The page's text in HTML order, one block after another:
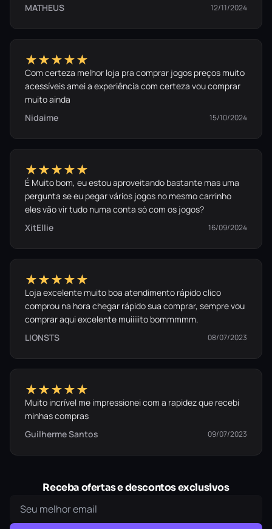
MATHEUS
12/11/2024
★★★★★
Com certeza melhor loja pra comprar jogos preços muito
acessíveis amei a experiência com certeza vou comprar
muito ainda
Nidaime
15/10/2024
★★★★★
É Muito bom, eu estou aproveitando bastante mas uma
pergunta se eu pegar vários jogos no mesmo carrinho
eles vão vir tudo numa conta só com os jogos?
XitEllie
16/09/2024
★★★★★
Loja excelente muito boa atendimento rápido clico
comprou na hora chegar rápido sua comprar, sempre vou
comprar aqui excelente muiiiiito bommmmm.
LIONSTS
08/07/2023
★★★★★
Muito incrível me impressionei com a rapidez que recebi
minhas compras
Guilherme Santos
09/07/2023
Receba ofertas e descontos exclusivos